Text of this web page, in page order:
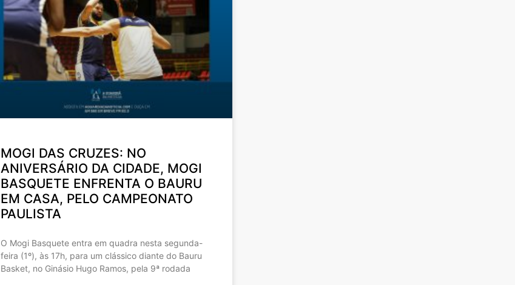
MOGI DAS CRUZES: NO
ANIVERSÁRIO DA CIDADE, MOGI
BASQUETE ENFRENTA O BAURU
EM CASA, PELO CAMPEONATO
PAULISTA
O Mogi Basquete entra em quadra nesta segunda-
feira (1º), às 17h, para um clássico diante do Bauru
Basket, no Ginásio Hugo Ramos, pela 9ª rodada